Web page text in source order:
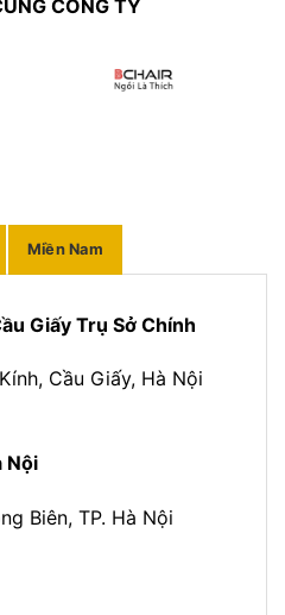
CÔNG TY
Miền Nam
Giấy Trụ Sở Chính
Cầu Giấy, Hà Nội
Nội
Biên, TP. Hà Nội